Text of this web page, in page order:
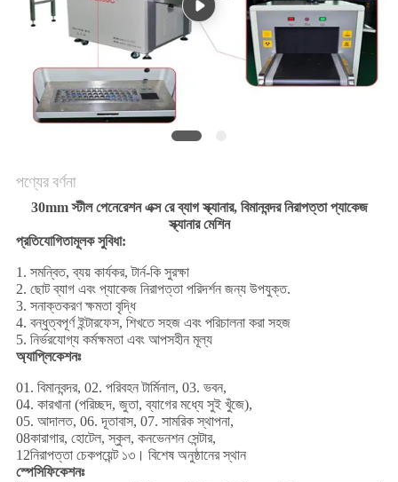
পণ্যের বর্ণনা
30mm স্টীল পেনেরেশন এক্স রে ব্যাগ স্ক্যানার, বিমানবন্দর নিরাপত্তা প্যাকেজ
স্ক্যানার মেশিন
প্রতিযোগিতামূলক সুবিধা:
1. সমন্বিত, ব্যয় কার্যকর, টার্ন-কি সুরক্ষা
2. ছোট ব্যাগ এবং প্যাকেজ নিরাপত্তা পরিদর্শন জন্য উপযুক্ত.
3. সনাক্তকরণ ক্ষমতা বৃদ্ধি
4. বন্ধুত্বপূর্ণ ইন্টারফেস, শিখতে সহজ এবং পরিচালনা করা সহজ
5. নির্ভরযোগ্য কর্মক্ষমতা এবং আপসহীন মূল্য
অ্যাপ্লিকেশনঃ
01. বিমানবন্দর, 02. পরিবহন টার্মিনাল, 03. ভবন,
04. কারখানা (পরিচ্ছদ, জুতা, ব্যাগের মধ্যে সুই খুঁজে),
05. আদালত, 06. দূতাবাস, 07. সামরিক স্থাপনা,
08কারাগার, হোটেল, স্কুল, কনভেনশন সেন্টার,
12নিরাপত্তা চেকপয়েন্ট ১৩। বিশেষ অনুষ্ঠানের স্থান
স্পেসিফিকেশনঃ